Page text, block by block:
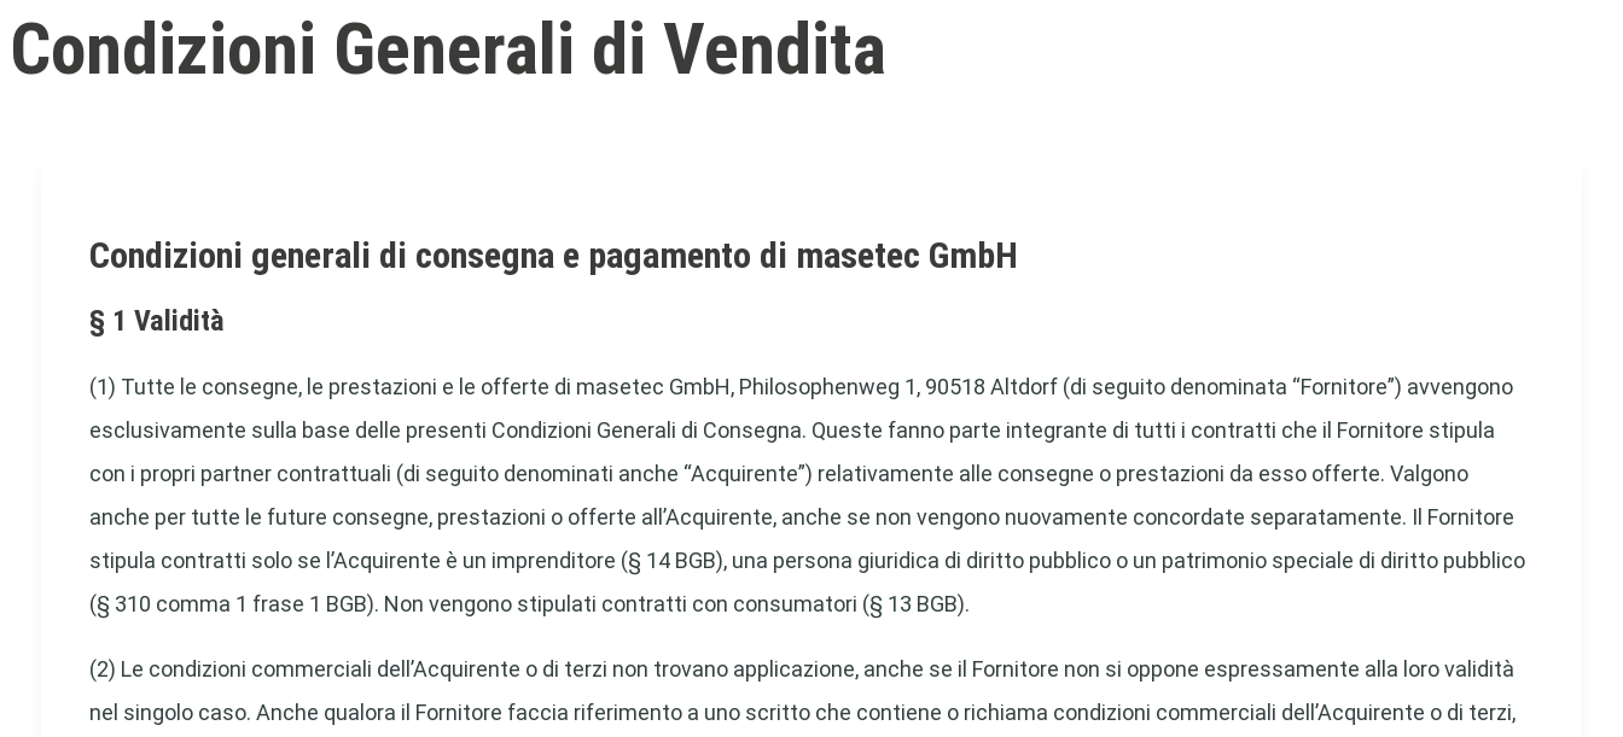
Condizioni Generali di Vendita
Condizioni generali di consegna e pagamento di masetec GmbH
§ 1 Validità
(1) Tutte le consegne, le prestazioni e le offerte di masetec GmbH, Philosophenweg 1, 90518 Altdorf (di seguito denominata “Fornitore”) avvengono
esclusivamente sulla base delle presenti Condizioni Generali di Consegna. Queste fanno parte integrante di tutti i contratti che il Fornitore stipula
con i propri partner contrattuali (di seguito denominati anche “Acquirente”) relativamente alle consegne o prestazioni da esso offerte. Valgono
anche per tutte le future consegne, prestazioni o offerte all’Acquirente, anche se non vengono nuovamente concordate separatamente. Il Fornitore
stipula contratti solo se l’Acquirente è un imprenditore (§ 14 BGB), una persona giuridica di diritto pubblico o un patrimonio speciale di diritto pubblico
(§ 310 comma 1 frase 1 BGB). Non vengono stipulati contratti con consumatori (§ 13 BGB).
(2) Le condizioni commerciali dell’Acquirente o di terzi non trovano applicazione, anche se il Fornitore non si oppone espressamente alla loro validità
nel singolo caso. Anche qualora il Fornitore faccia riferimento a uno scritto che contiene o richiama condizioni commerciali dell’Acquirente o di terzi,